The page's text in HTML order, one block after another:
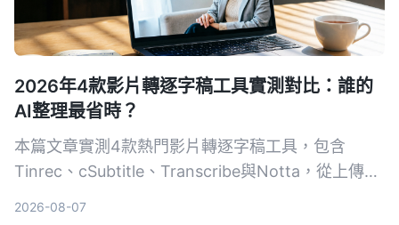
2026年4款影片轉逐字稿工具實測對比：誰的
AI整理最省時？
本篇文章實測4款熱門影片轉逐字稿工具，包含
Tinrec、cSubtitle、Transcribe與Notta，從上傳影
2026-08-07